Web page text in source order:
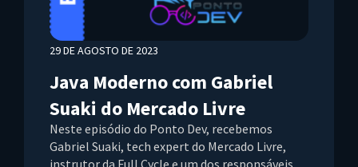
29 DE AGOSTO DE 2023
Java Moderno com Gabriel
Suaki do Mercado Livre
Neste episódio do Ponto Dev, recebemos
Gabriel Suaki, tech expert do Mercado Livre,
instrutor da Full Cycle e um dos responsáveis